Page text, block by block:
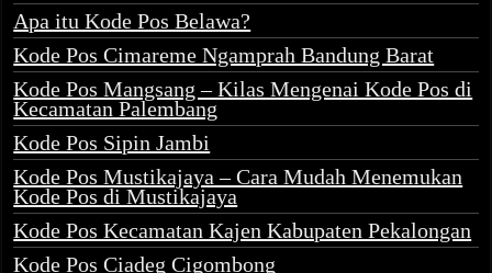
Apa itu Kode Pos Belawa?
Kode Pos Cimareme Ngamprah Bandung Barat
Kode Pos Mangsang – Kilas Mengenai Kode Pos di
Kecamatan Palembang
Kode Pos Sipin Jambi
Kode Pos Mustikajaya – Cara Mudah Menemukan
Kode Pos di Mustikajaya
Kode Pos Kecamatan Kajen Kabupaten Pekalongan
Kode Pos Ciadeg Cigombong